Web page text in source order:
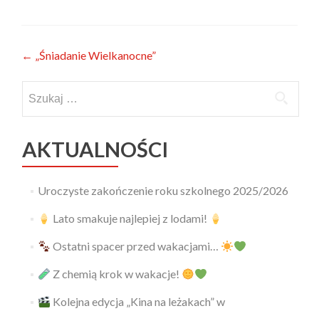
Zobacz
wpisy
← „Śniadanie Wielkanocne”
AKTUALNOŚCI
Uroczyste zakończenie roku szkolnego 2025/2026
Lato smakuje najlepiej z lodami!
Ostatni spacer przed wakacjami…
Z chemią krok w wakacje!
Kolejna edycja „Kina na leżakach” w